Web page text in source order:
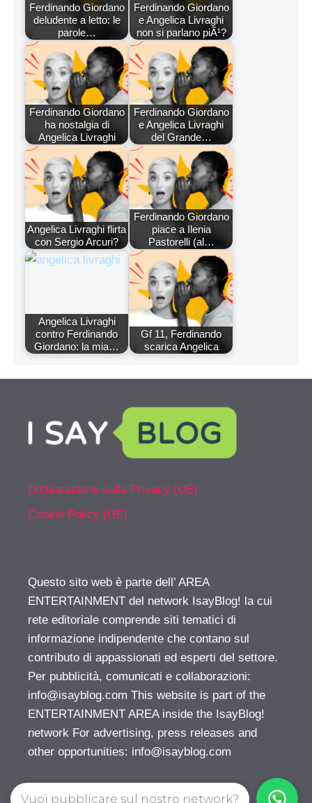
Ferdinando Giordano
deludente a letto: le
parole…
Ferdinando Giordano
e Angelica Livraghi
non si parlano piÃ¹?
Ferdinando Giordano
ha nostalgia di
Angelica Livraghi
Ferdinando Giordano
e Angelica Livraghi
del Grande…
Angelica Livraghi flirta
con Sergio Arcuri?
Ferdinando Giordano
piace a Ilenia
Pastorelli (al…
Angelica Livraghi
contro Ferdinando
Giordano: la mia…
Gf 11, Ferdinando
scarica Angelica
Dichiarazione sulla Privacy (UE)
Cookie Policy (UE)
Questo sito web è parte dell’ AREA
ENTERTAINMENT del network IsayBlog! la cui
rete editoriale comprende siti tematici di
informazione indipendente che contano sul
contributo di appassionati ed esperti del settore.
Per pubblicità, comunicati e collaborazioni:
info@isayblog.com This website is part of the
ENTERTAINMENT AREA inside the IsayBlog!
network For advertising, press releases and
other opportunities: info@isayblog.com
Vuoi pubblicare sul nostro network?